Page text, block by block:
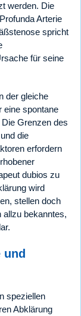
werden. Die
Arterie
spricht
für seine
der gleiche
eine spontane
Grenzen des
die
erfordern
dubios zu
wird
stellen doch
allzu bekanntes,
und
speziellen
Abklärung